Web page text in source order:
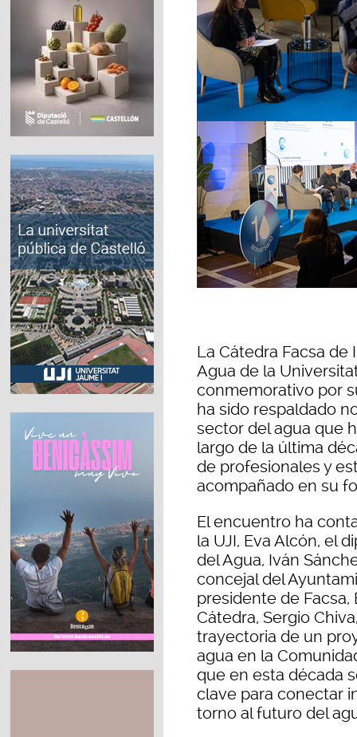
La Cátedra Facsa
Agua de la
conmemorativo por
ha sido respaldado
sector del agua que
largo de la última
de profesionales y
acompañado en su
El encuentro ha
la UJI, Eva Alcón, el
del Agua, Iván
concejal del
presidente de Facsa,
Cátedra, Sergio
trayectoria de un
agua en la
que en esta década
clave para conectar
torno al futuro del